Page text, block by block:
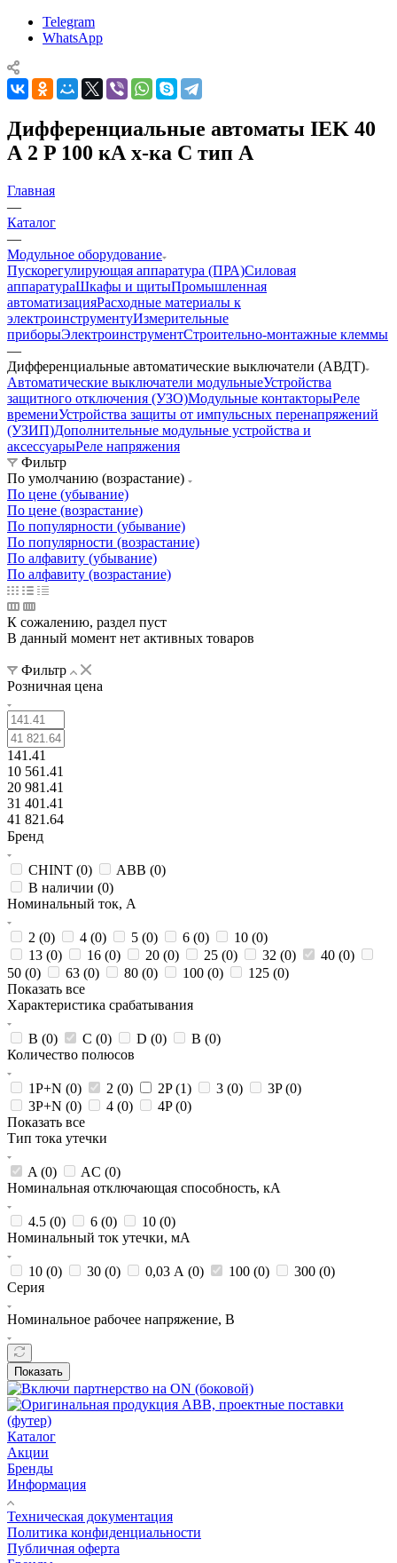
Telegram
WhatsApp
Дифференциальные автоматы IEK 40
А 2 P 100 кА х-ка C тип A
Главная
—
Каталог
—
Модульное оборудование
Пускорегулирующая аппаратура (ПРА)Силовая
аппаратураШкафы и щитыПромышленная
автоматизацияРасходные материалы к
электроинструментуИзмерительные
приборыЭлектроинструментСтроительно-монтажные клеммы
—
Дифференциальные автоматические выключатели (АВДТ)
Автоматические выключатели модульныеУстройства
защитного отключения (УЗО)Модульные контакторыРеле
времениУстройства защиты от импульсных перенапряжений
(УЗИП)Дополнительные модульные устройства и
аксессуарыРеле напряжения
Фильтр
По умолчанию (возрастание)
По цене (убывание)
По цене (возрастание)
По популярности (убывание)
По популярности (возрастание)
По алфавиту (убывание)
По алфавиту (возрастание)
К сожалению, раздел пуст
В данный момент нет активных товаров
Фильтр
Розничная цена
141.41
10 561.41
20 981.41
31 401.41
41 821.64
Бренд
CHINT (0) ABB (0)
В наличии (0)
Номинальный ток, А
2 (0) 4 (0) 5 (0) 6 (0) 10 (0)
13 (0) 16 (0) 20 (0) 25 (0) 32 (0) 40 (0)
50 (0) 63 (0) 80 (0) 100 (0) 125 (0)
Показать все
Характеристика срабатывания
B (0) C (0) D (0) В (0)
Количество полюсов
1P+N (0) 2 (0) 2P (1) 3 (0) 3P (0)
3P+N (0) 4 (0) 4P (0)
Показать все
Тип тока утечки
A (0) AC (0)
Номинальная отключающая способность, кА
4.5 (0) 6 (0) 10 (0)
Номинальный ток утечки, мА
10 (0) 30 (0) 0,03 А (0) 100 (0) 300 (0)
Серия
Номинальное рабочее напряжение, В
Показать
Каталог
Акции
Бренды
Информация
Техническая документация
Политика конфиденциальности
Публичная оферта